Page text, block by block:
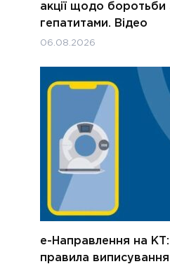
акції щодо боротьби
гепатитами. Відео
06.08.2026
е-Направлення на
правила виписування